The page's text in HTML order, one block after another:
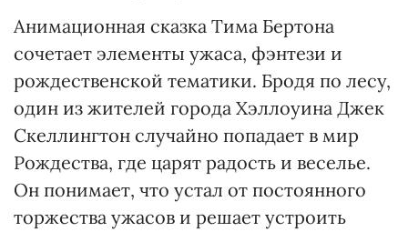
Анимационная сказка Тима Бертона
сочетает элементы ужаса, фэнтези и
рождественской тематики. Бродя по лесу,
один из жителей города Хэллоуина Джек
Скеллингтон случайно попадает в мир
Рождества, где царят радость и веселье.
Он понимает, что устал от постоянного
торжества ужасов и решает устроить